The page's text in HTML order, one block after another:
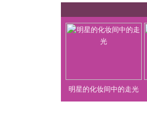
明星的化妆间中的走光